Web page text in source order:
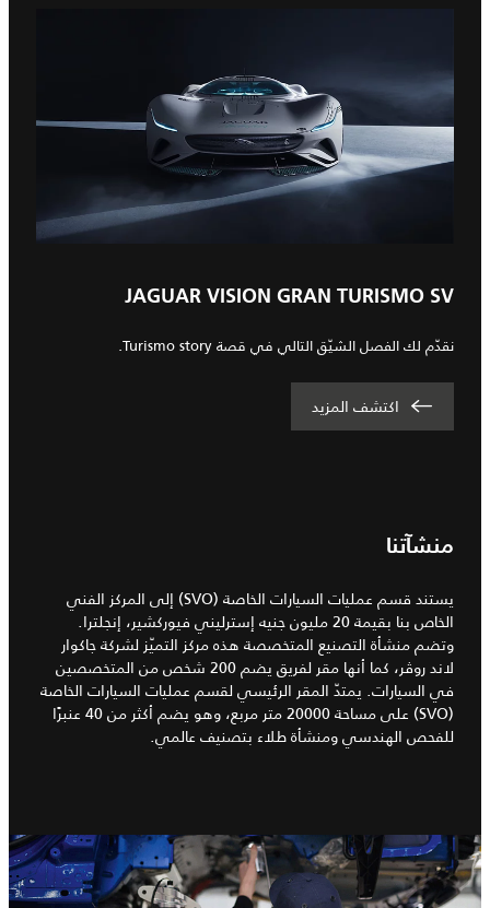
JAGUAR VISION GRAN TURISMO SV
نقدّم لك الفصل الشيّق التالي في قصة Turismo story.
اكتشف المزيد
منشآتنا
يستند قسم عمليات السيارات الخاصة (SVO) إلى المركز الفني
الخاص بنا بقيمة 20 مليون جنيه إسترليني فيوركشير، إنجلترا.
وتضم منشأة التصنيع المتخصصة هذه مركز التميّز لشركة جاكوار
لاند روڤر، كما أنها مقر لفريق يضم 200 شخص من المتخصصين
في السيارات. يمتدّ المقر الرئيسي لقسم عمليات السيارات الخاصة
(SVO) على مساحة 20000 متر مربع، وهو يضم أكثر من 40 عنبرًا
للفحص الهندسي ومنشأة طلاء بتصنيف عالمي.